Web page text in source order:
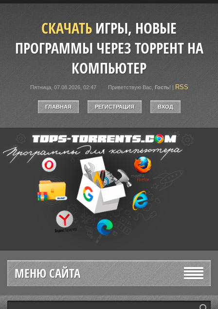
СКАЧАТЬИГРЫ, НОВЫЕ
ПРОГРАММЫ ЧЕРЕЗ ТОРРЕНТ НА
КОМПЬЮТЕР
Пятница, 07.08.2026, 02:47 Приветствую Вас Гость! | RSS
ГЛАВНАЯ РЕГИСТРАЦИЯ ВХОД
МЕНЮ САЙТА